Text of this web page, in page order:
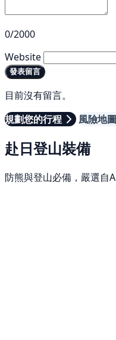
0/2000
Website
發表留言
目前沒有留言。
規劃您的行程
風險地圖
赴日登山裝備
防熊與登山必備，嚴選自